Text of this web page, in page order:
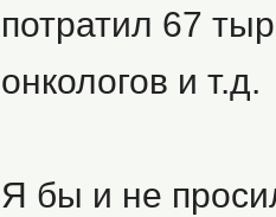
потратил 67
онкологов и т.д.
Я бы и не